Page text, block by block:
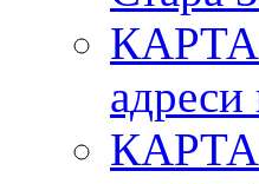
КАРТА
адреси
КАРТА